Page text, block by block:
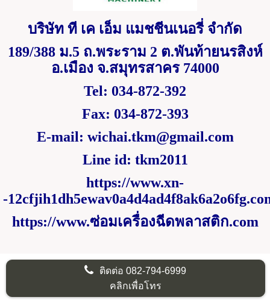
บริษัท ที เค เอ็ม แมชชีนเนอรี่ จำกัด
189/388ม.5ถ.พระราม 2 ต.พันท้ายนรสิงห์
อ.เมือง จ.สมุทรสาคร 74000
Tel: 034-872-392
Fax: 034-872-393
E-mail: wichai.tkm@gmail.com
Line id: tkm2011
https://www.xn-
-
https://www.ซ่อมเครื่องฉีดพลาสติก.com
ติดต่อ082-794-6999
คลิกเพื่อโทร